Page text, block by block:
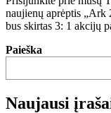
naujienų aprėptis
bus skirtas 3: 1 akcijų
Paieška
Naujausi